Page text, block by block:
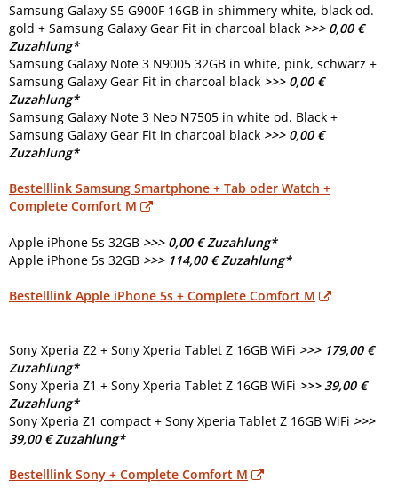
Samsung Galaxy S5 G900F 16GB in shimmery white, black od.
gold + Samsung Galaxy Gear Fit in charcoal black >>> 0,00 €
Zuzahlung*
Samsung Galaxy Note 3 N9005 32GB in white, pink, schwarz +
Samsung Galaxy Gear Fit in charcoal black >>> 0,00 €
Zuzahlung*
Samsung Galaxy Note 3 Neo N7505 in white od. Black +
Samsung Galaxy Gear Fit in charcoal black >>> 0,00 €
Zuzahlung*
Bestelllink Samsung Smartphone + Tab oder Watch +
Complete Comfort M
Apple iPhone 5s 32GB >>> 0,00 € Zuzahlung*
Apple iPhone 5s 32GB >>> 114,00 € Zuzahlung*
Bestelllink Apple iPhone 5s + Complete Comfort M
Sony Xperia Z2 + Sony Xperia Tablet Z 16GB WiFi >>> 179,00 €
Zuzahlung*
Sony Xperia Z1 + Sony Xperia Tablet Z 16GB WiFi >>> 39,00 €
Zuzahlung*
Sony Xperia Z1 compact + Sony Xperia Tablet Z 16GB WiFi >>>
39,00 € Zuzahlung*
Bestelllink Sony + Complete Comfort M